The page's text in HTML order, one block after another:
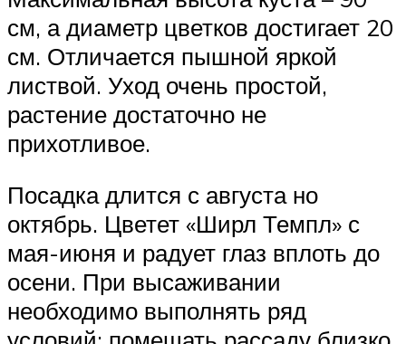
см, а диаметр цветков достигает 20
см. Отличается пышной яркой
листвой. Уход очень простой,
растение достаточно не
прихотливое.
Посадка длится с августа но
октябрь. Цветет «Ширл Темпл» с
мая-июня и радует глаз вплоть до
осени. При высаживании
необходимо выполнять ряд